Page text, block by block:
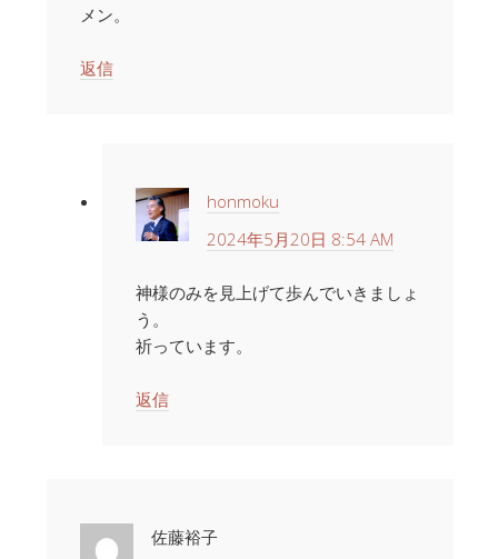
メン。
返信
honmoku
2024年5月20日 8:54 AM
神様のみを見上げて歩んでいきましょ
う。
祈っています。
返信
佐藤裕子